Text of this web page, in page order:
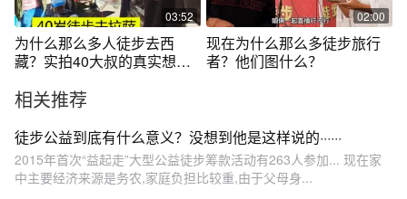
03:52
为什么那么多人徒步去西
藏？实拍40大叔的真实想
02:00
现在为什么那么多徒步旅行
者？他们图什么？
相关推荐
徒步公益到底有什么意义？没想到他是这样说的······
2015年首次“益起走”大型公益徒步筹款活动有263人参加... 现在家
中主要经济来源是务农,家庭负担比较重,由于父母身...